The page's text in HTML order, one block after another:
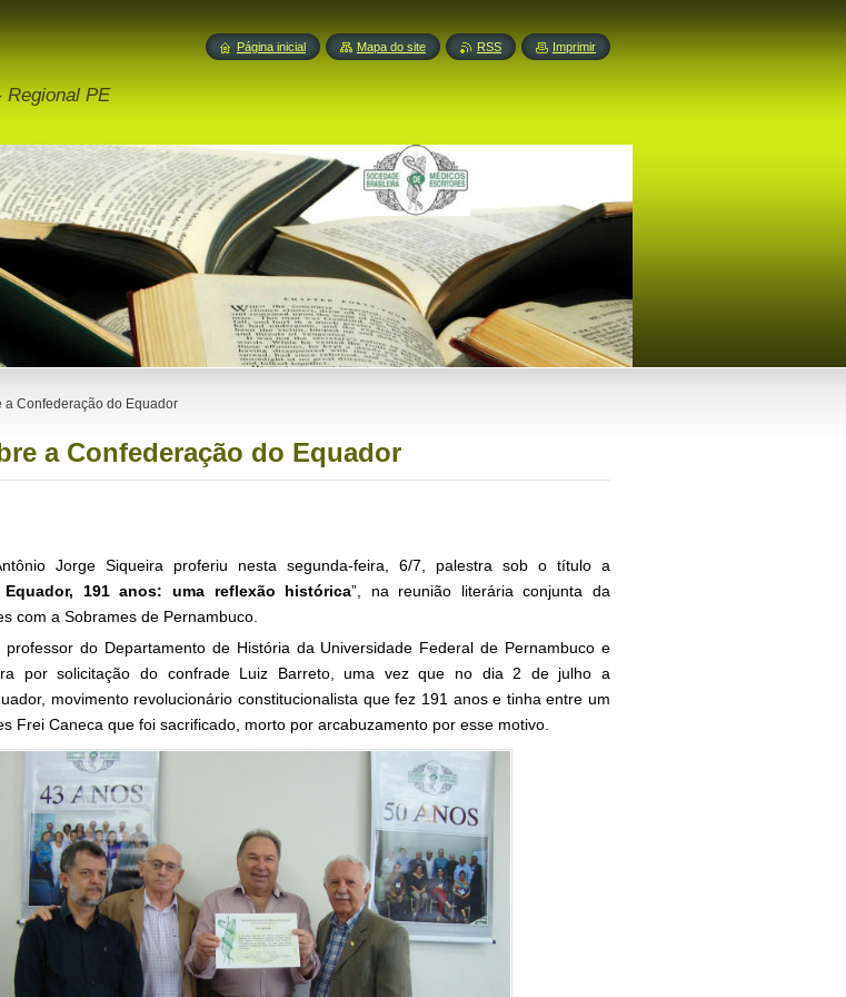
PE
a Confederação do Equador
a Confederação do Equador
Jorge Siqueira proferiu nesta segunda-feira, 6/7, palestra sob o título a
191 anos: uma reflexão histórica”, na reunião literária conjunta da
com a Sobrames de Pernambuco.
do Departamento de História da Universidade Federal de Pernambuco e
por solicitação do confrade Luiz Barreto, uma vez que no dia 2 de julho a
movimento revolucionário constitucionalista que fez 191 anos e tinha entre um
Frei Caneca que foi sacrificado, morto por arcabuzamento por esse motivo.
Página inicial Mapa do site RSS Imprimir